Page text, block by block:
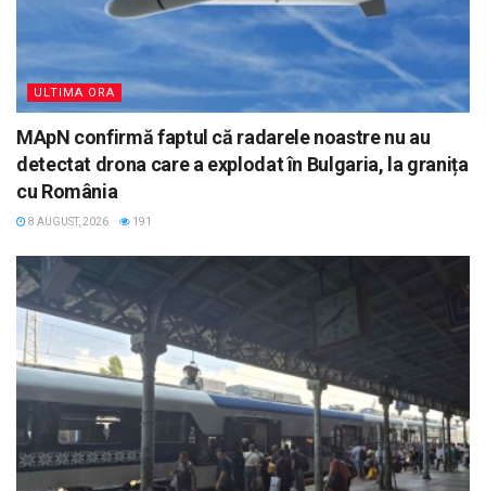
ULTIMA ORA
MApN confirmă faptul că radarele noastre nu au
detectat drona care a explodat în Bulgaria, la granița
cu România
8 AUGUST, 2026 191